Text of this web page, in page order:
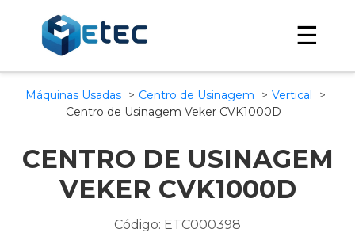
☰
Máquinas Usadas Centro de Usinagem
Vertical
Centro de Usinagem Veker CVK1000D
CENTRO DE USINAGEM
VEKER CVK1000D
Código: ETC000398